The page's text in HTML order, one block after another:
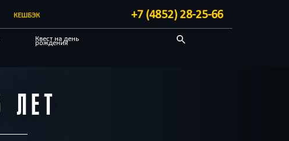
КЕШБЭК +7 (4852) 28-25-66
Квест на день
рождения
ЛЕТ